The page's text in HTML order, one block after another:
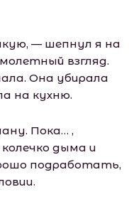
— шепнул я на
взгляд.
Она убирала
на кухню.
Пока… ,
дыма и
подработать,